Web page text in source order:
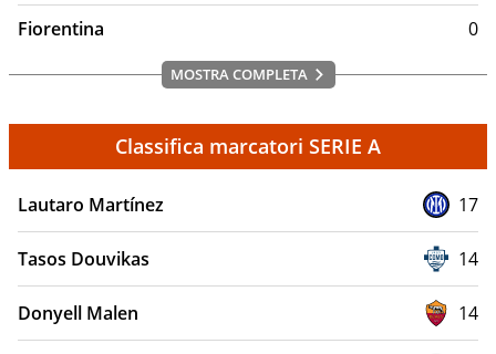
Fiorentina
0
MOSTRA COMPLETA
Classifica marcatori SERIE A
Lautaro Martínez 17
Tasos Douvikas 14
Donyell Malen 14